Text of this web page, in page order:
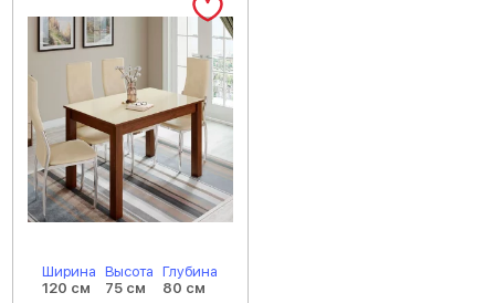
Ширина
120 см
Высота
75 см
Глубина
80 см